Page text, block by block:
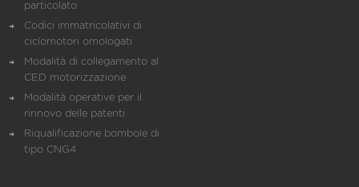
particolato
Codici immatricolativi di
ciclomotori omologati
Modalità di collegamento al
CED motorizzazione
Modalità operative per il
rinnovo delle patenti
Riqualificazione bombole di
tipo CNG4